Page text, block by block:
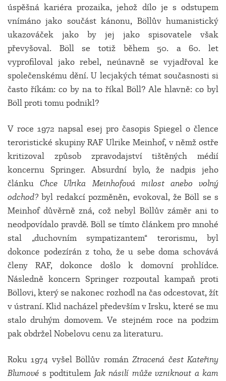
úspěšná kariéra prozaika, jehož dílo je s odstupem
vnímáno jako součást kánonu, Böllův humanistický
ukazováček jako by jej jako spisovatele však
převyšoval. Böll se totiž během 50. a 60. let
vyprofiloval jako rebel, neúnavně se vyjadřoval ke
společenskému dění. U lecjakých témat současnosti si
často říkám: co by na to říkal Böll? Ale hlavně: co byl
Böll proti tomu podnikl?
V roce 1972 napsal esej pro časopis Spiegel o člence
teroristické skupiny RAF Ulrike Meinhof, v němž ostře
kritizoval způsob zpravodajství tištěných médií
koncernu Springer. Absurdní bylo, že nadpis jeho
článkuChce Ulrika Meinhofová milostanebo volný
odchod? byl redakcí pozměněn, evokoval, že Böll se s
Meinhof důvěrně zná, což nebyl Böllův záměr ani to
neodpovídalo pravdě. Böll se tímto článkem pro mnohé
stal „duchovním sympatizantem“ terorismu, byl
dokonce podezírán z toho, že u sebe doma schovává
členy RAF, dokonce došlo k domovní prohlídce.
Následně koncern Springer rozpoutal kampaň proti
Böllovi, který se nakonec rozhodl na čas odcestovat, žít
v ústraní. Klid nacházel především v Irsku, které se mu
stalo druhým domovem. Ve stejném roce na podzim
pak obdržel Nobelovu cenu za literaturu.
Roku 1974 vyšel Böllův románZtracená čest Kateřiny
Blumové s podtitulem Jak násilí může vzniknout a kam